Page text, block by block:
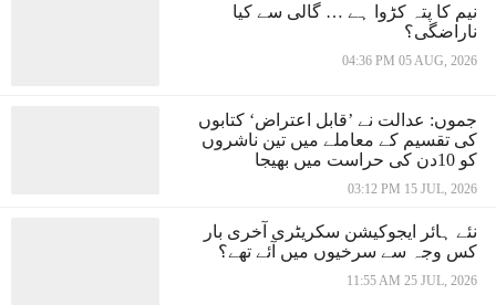
نیم کا پتہ کڑوا ہے … گالی سے کیا
ناراضگی؟
04:36 PM 05 AUG, 2026
جموں: عدالت نے ’قابل اعتراض‘ کتابوں
کی تقسیم کے معاملے میں تین ناشروں
کو 10دن کی حراست میں بھیجا
03:12 PM 15 JUL, 2026
نئے ہائر ایجوکیشن سکریٹری آخری بار
کس وجہ سے سرخیوں میں آئے تھے؟
11:55 AM 25 JUL, 2026